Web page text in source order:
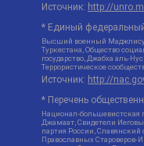
Источник: http://
* Единый федеральный
Высший военный
Туркестана, Общество
государство, Джабха аль-
Террористическое
Источник: http://
* Перечень
Национал-большевистская
Джамаат, Свидетели
партия России, Славянский
Православных Староверов-